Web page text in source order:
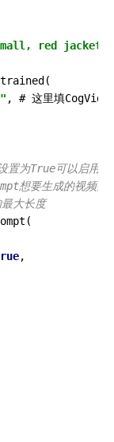
red jacket
, # 这里填CogVideo
True可以启用无分
想要生成的视频数
大长度
,